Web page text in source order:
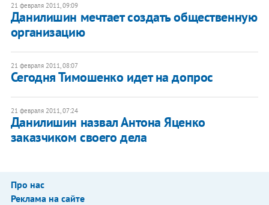
21 февраля 2011, 09:09
Данилишин мечтает создать общественную
организацию
21 февраля 2011, 08:07
Сегодня Тимошенко идет на допрос
21 февраля 2011, 07:24
Данилишин назвал Антона Яценко
заказчиком своего дела
Про нас
Реклама на сайте